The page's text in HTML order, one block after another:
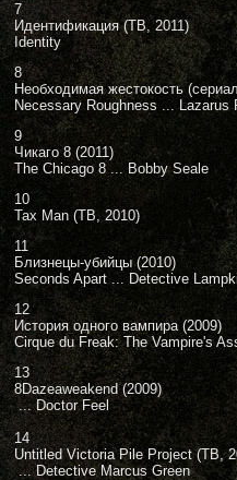
7
Идентификация (ТВ, 2011)
Identity
8
Необходимая жестокость
Necessary Roughness ... Lazarus
9
Чикаго 8 (2011)
The Chicago 8 ... Bobby Seale
10
Tax Man (ТВ, 2010)
11
Близнецы-убийцы (2010)
Seconds Apart ... Detective
12
История одного вампира (2009)
Cirque du Freak: The Vampire's
13
8Dazeaweakend (2009)
... Doctor Feel
14
Untitled Victoria Pile Project (ТВ,
... Detective Marcus Green